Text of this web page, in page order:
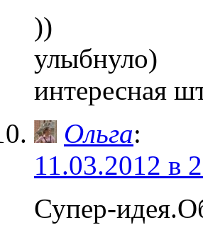
))
улыбнуло)
интересная
Ольга:
11.03.2012 в
Супер-